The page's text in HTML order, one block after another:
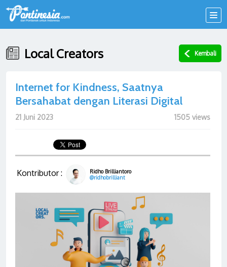
Local Creators Kembali
Internet for Kindness, Saatnya
Bersahabat dengan Literasi Digital
21 Juni 2023 1505 views
Kontributor :
Ridho Brilliantoro
@ridhobrilliant